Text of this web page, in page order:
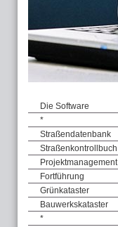
Die Software
*
Straßendatenbank
Straßenkontrollbuch
Projektmanagement
Fortführung
Grünkataster
Bauwerkskataster
*